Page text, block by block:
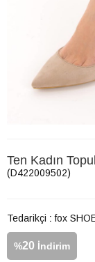
Ten Kadın
(D422009502)
Tedarikçi : fox
%20 İndirim